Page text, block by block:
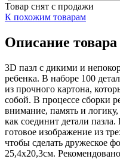
Товар снят с продажи
К похожим товарам
Описание товара
3D пазл с дикими и
ребенка. В наборе 100
из прочного картона,
собой. В процессе сборки
внимание, память и логику,
как соединит детали
готовое изображение из
чтобы сделать дружеское
25,4х20,3см.